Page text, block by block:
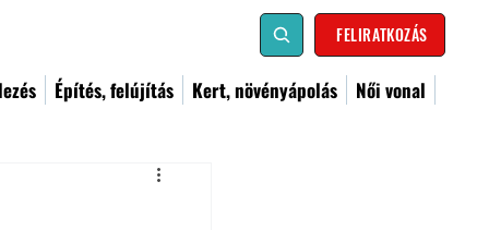
FELIRATKOZÁS
Építés, felújítás Kert, növényápolás Női vonal